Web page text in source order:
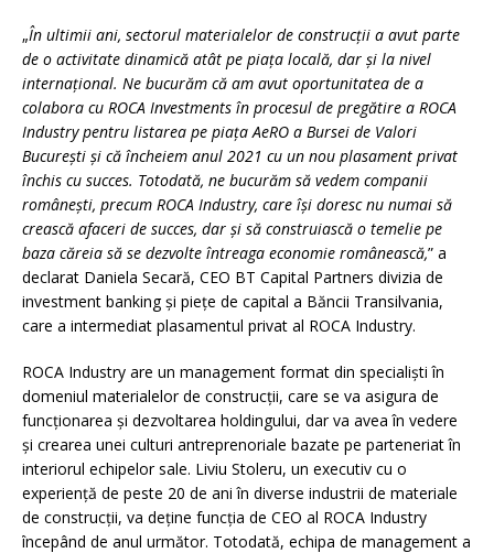
„În ultimii ani, sectorul materialelor de construcții a avut parte
de o activitate dinamică atât pe piața locală, dar și la nivel
internațional. Ne bucurăm că am avut oportunitatea de a
colabora cu ROCA Investments în procesul de pregătire a ROCA
Industry pentru listarea pe piața AeRO a Bursei de Valori
București și că încheiem anul 2021 cu un nou plasament privat
închis cu succes. Totodată, ne bucurăm să vedem companii
românești, precum ROCA Industry, care își doresc nu numai să
crească afaceri de succes, dar și să construiască o temelie pe
baza căreia să se dezvolte întreaga economie românească,” a
declarat Daniela Secară, CEO BT Capital Partners divizia de
investment banking și piețe de capital a Băncii Transilvania,
care a intermediat plasamentul privat al ROCA Industry.
ROCA Industry are un management format din specialiști în
domeniul materialelor de construcții, care se va asigura de
funcționarea și dezvoltarea holdingului, dar va avea în vedere
și crearea unei culturi antreprenoriale bazate pe parteneriat în
interiorul echipelor sale. Liviu Stoleru, un executiv cu o
experiență de peste 20 de ani în diverse industrii de materiale
de construcții, va deține funcția de CEO al ROCA Industry
începând de anul următor. Totodată, echipa de management a